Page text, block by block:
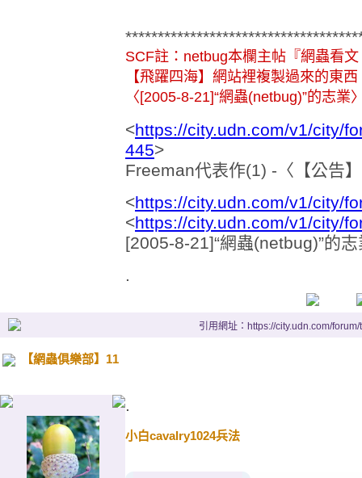
SCF註：netbug本欄主帖『網蟲看
【飛躍四海】網站裡複製過來的東
〈[2005-8-21]“網蟲(netbug)”的志
<https://city.udn.com/v1/city/
445>
Freeman代表作(1) -〈【公告
<https://city.udn.com/v1/city/
<https://city.udn.com/v1/city/
[2005-8-21]“網蟲(netbug)”的志
.
引用網址：https://city.udn.com/
【網蟲俱樂部】11
.
小白cavalry1024兵法